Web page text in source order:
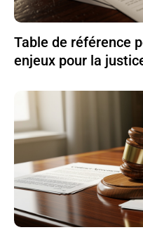
Table de référence
enjeux pour la